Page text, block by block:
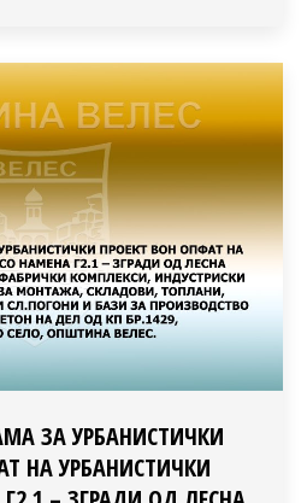
ЗА УРБАНИСТИЧКИ
НА УРБАНИСТИЧКИ